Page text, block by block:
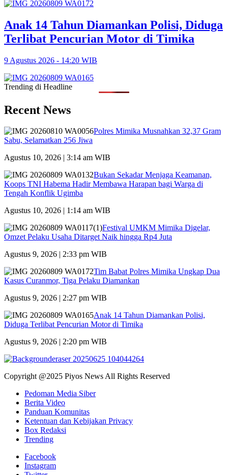
Anak 14 Tahun Diamankan Polisi, Diduga
Terlibat Pencurian Motor di Timika
9 Agustus 2026 - 14:20 WIB
Trending di Headline
Recent News
Polres Mimika Musnahkan 32,37 Gram
Sabu, Selamatkan 256 Jiwa
Agustus 10, 2026 | 3:14 am WIB
Bukan Sekadar Menjaga Keamanan,
Koops TNI Habema Hadir Membawa Harapan bagi Warga di
Tengah Konflik Ugimba
Agustus 10, 2026 | 1:14 am WIB
Festival UMKM Mimika Digelar,
Omzet Pelaku Usaha Ditarget Naik hingga Rp4 Juta
Agustus 9, 2026 | 2:33 pm WIB
Tim Babat Polres Mimika Ungkap Dua
Kasus Curanmor, Tiga Pelaku Diamankan
Agustus 9, 2026 | 2:27 pm WIB
Anak 14 Tahun Diamankan Polisi,
Diduga Terlibat Pencurian Motor di Timika
Agustus 9, 2026 | 2:20 pm WIB
Copyright @2025 Piyos News All Rights Reserved
Pedoman Media Siber
Berita Video
Panduan Komunitas
Ketentuan dan Kebijakan Privacy
Box Redaksi
Trending
Facebook
Instagram